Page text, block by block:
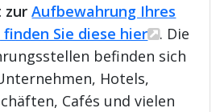
zurAufbewahrung Ihres
finden Sie diese hier
. Die
befinden sich
Hotels,
Cafés und vielen